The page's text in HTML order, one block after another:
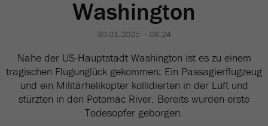
Washington
30.01.2025 – 08:24
Nahe der US-Hauptstadt Washington ist es zu einem
tragischen Flugunglück gekommen: Ein Passagierflugzeug
und ein Militärhelikopter kollidierten in der Luft und
stürzten in den Potomac River. Bereits wurden erste
Todesopfer geborgen.